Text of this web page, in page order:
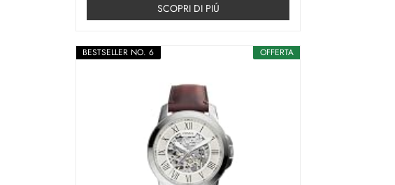
SCOPRI DI PIÚ
OFFERTA
BESTSELLER NO. 6